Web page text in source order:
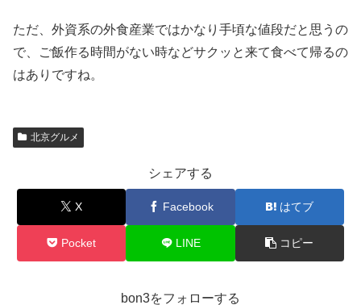
ただ、外資系の外食産業ではかなり手頃な値段だと思うの
で、ご飯作る時間がない時などサクッと来て食べて帰るの
はありですね。
北京グルメ
シェアする
X Facebook はてブ
Pocket LINE コピー
bon3をフォローする